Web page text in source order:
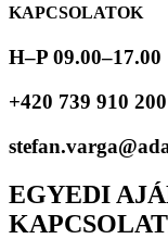
KAPCSOLATOK
H–P 09.00–17.00
+420 739 910 200
EGYEDI